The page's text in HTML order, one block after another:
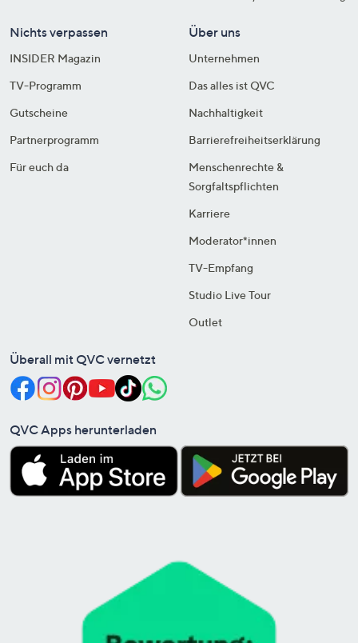
Nichts verpassen
INSIDER Magazin
TV-Programm
Gutscheine
Partnerprogramm
Für euch da
Über uns
Unternehmen
Das alles ist QVC
Nachhaltigkeit
Barrierefreiheitserklärung
Menschenrechte &
Sorgfaltspflichten
Karriere
Moderator*innen
TV-Empfang
Studio Live Tour
Outlet
Überall mit QVC vernetzt
QVC Apps herunterladen